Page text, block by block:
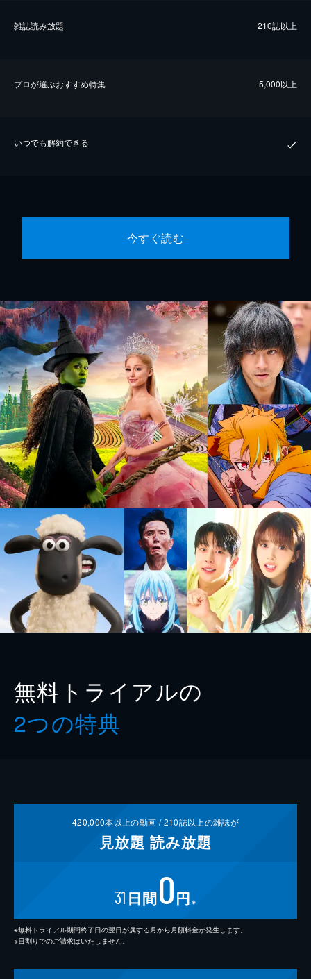
雑誌読み放題 210誌以上
プロが選ぶおすすめ特集 5,000以上
いつでも解約できる
今すぐ読む
無料トライアルの
2つの特典
420,000本以上の動画 /210誌以上の雑誌が
見放題 読み放題
31 日間0円 ※
※無料トライアル期間終了日の翌日が属する月から月額料金が発生します。
※日割りでのご請求はいたしません。